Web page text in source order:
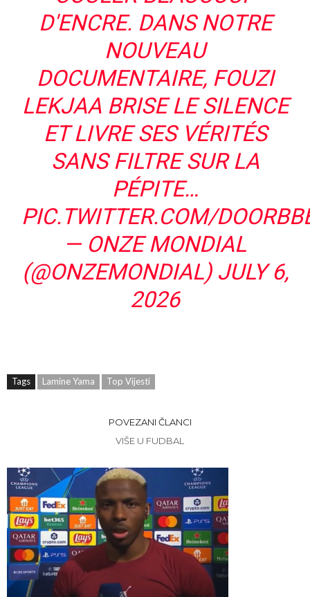
D'ENCRE. DANS NOTRE
NOUVEAU
DOCUMENTAIRE, FOUZI
LEKJAA BRISE LE SILENCE
ET LIVRE SES VÉRITÉS
SANS FILTRE SUR LA
PÉPITE…
PIC.TWITTER.COM/
— ONZE MONDIAL
(@ONZEMONDIAL) JULY 6,
2026
Tags Lamine Yama Top Vijesti
POVEZANI ČLANCI
VIŠE U FUDBAL